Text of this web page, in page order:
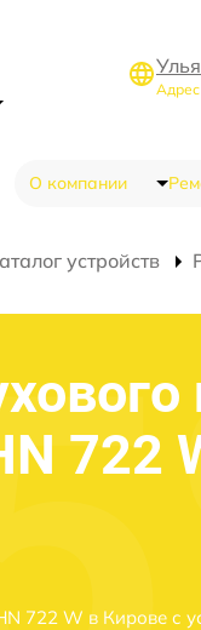
Адрес
О компании
устройств
722
722 W в Кирове с